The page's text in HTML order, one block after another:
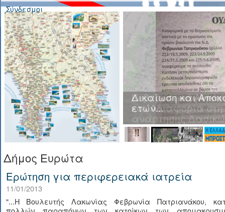
Σύνδεσμοι
Κυβερνητική
και Αδιαφορία
ανάρτησης
Δήμος Ευρώτα
Ερώτηση για περιφερειακά ιατρεία
11/01/2013
"...Η Βουλευτής Λακωνίας Φεβρωνία Πατριανάκου,